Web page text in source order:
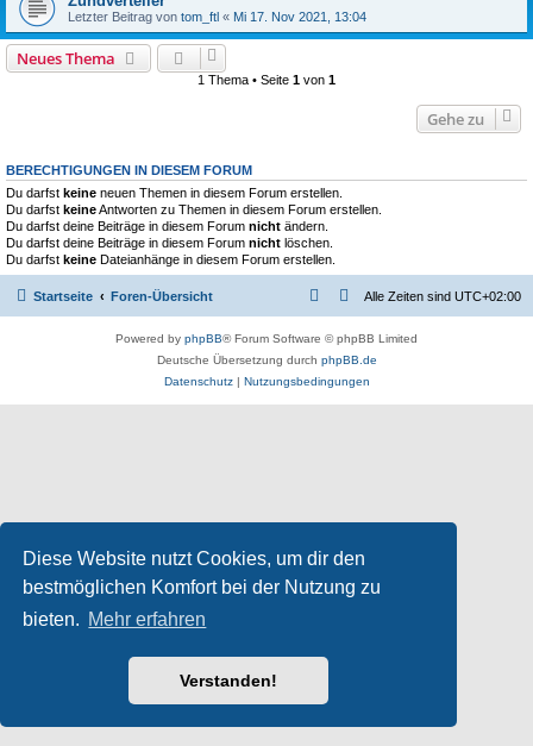
Diese Website nutzt Cookies, um dir den
bestmöglichen Komfort bei der Nutzung zu
bieten. Mehr erfahren
Verstanden!
Letzter Beitrag von tom_ftl « Mi 17. Nov 2021, 13:04
Neues Thema
1 Thema • Seite 1 von 1
Gehe zu
BERECHTIGUNGEN IN DIESEM FORUM
Du darfst keine neuen Themen in diesem Forum erstellen.
Du darfst keineAntworten zu Themen in diesem Forum erstellen.
Du darfst deine Beiträge in diesem Forum nicht ändern.
Du darfst deine Beiträge in diesem Forum nicht löschen.
Du darfst keine Dateianhänge in diesem Forum erstellen.
Startseite Foren-Übersicht Alle Zeiten sind UTC+02:00
Powered by phpBB® Forum Software © phpBB Limited
Deutsche Übersetzung durch phpBB.de
Datenschutz| Nutzungsbedingungen